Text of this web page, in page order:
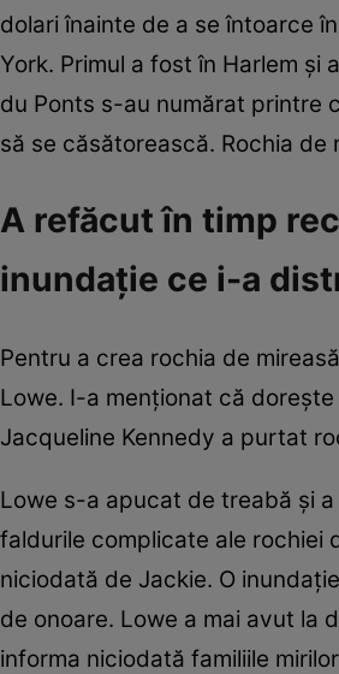
dolari înainte de a se întoarce
York. Primul a fost în Harlem
du Ponts s-au numărat printre
să se căsătorească. Rochia
A refăcut în timp
inundaţie ce i-a
Pentru a crea rochia de
Lowe. I-a menţionat că
Jacqueline Kennedy a purtat
Lowe s-a apucat de treabă şi
faldurile complicate ale rochiei
niciodată de Jackie. O
de onoare. Lowe a mai avut la
informa niciodată familiile